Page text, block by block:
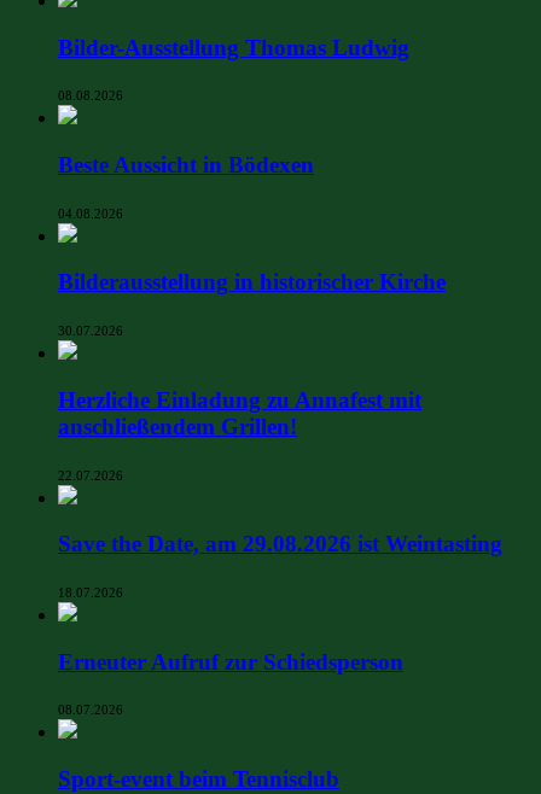
Bilder-Ausstellung Thomas Ludwig
08.08.2026
Beste Aussicht in Bödexen
04.08.2026
Bilderausstellung in historischer Kirche
30.07.2026
Herzliche Einladung zu Annafest mit
anschließendem Grillen!
22.07.2026
Save the Date, am 29.08.2026 ist Weintasting
18.07.2026
Erneuter Aufruf zur Schiedsperson
08.07.2026
Sport-event beim Tennisclub